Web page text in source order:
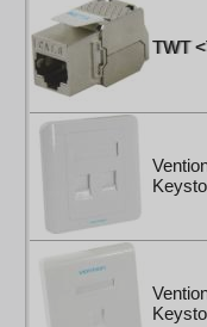
TWT